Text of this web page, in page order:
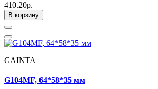
410.20р.
В корзину
GAINTA
G104MF, 64*58*35 мм